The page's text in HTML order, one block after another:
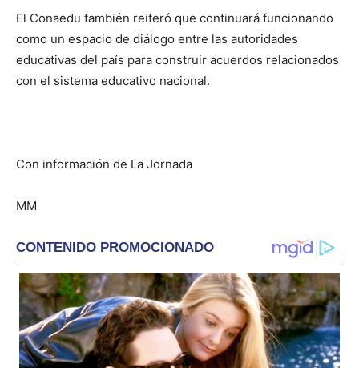
El Conaedu también reiteró que continuará funcionando
como un espacio de diálogo entre las autoridades
educativas del país para construir acuerdos relacionados
con el sistema educativo nacional.
Con información de La Jornada
MM